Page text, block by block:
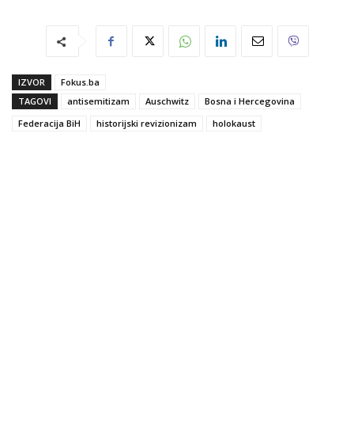
IZVOR
Fokus.ba
TAGOVI
antisemitizam Auschwitz
Bosna i Hercegovina
Federacija BiH
historijski revizionizam holokaust